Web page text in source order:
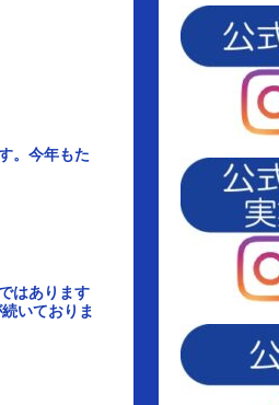
。今年もた
はあります
いておりま